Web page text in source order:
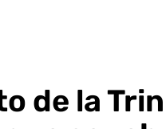
de la